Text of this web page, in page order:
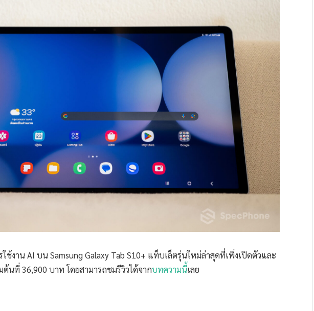
ช้งาน AI บน Samsung Galaxy Tab S10+ แท็บเล็ตรุ่นใหม่ล่าสุดที่เพิ่งเปิดตัวและ
ต้นที่ 36,900 บาท โดยสามารถชมรีวิวได้จากบทความนี้เลย